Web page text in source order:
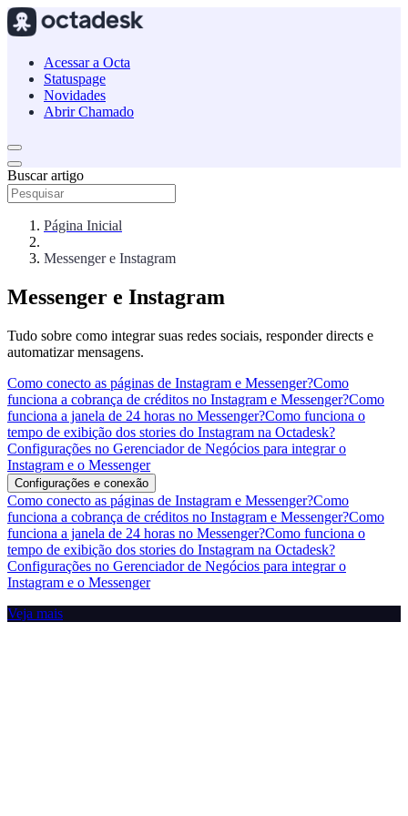
Acessar a Octa
Statuspage
Novidades
Abrir Chamado
Buscar artigo
Página Inicial
Messenger e Instagram
Messenger e Instagram
Tudo sobre como integrar suas redes sociais, responder directs e
automatizar mensagens.
Como conecto as páginas de Instagram e Messenger?Como
funciona a cobrança de créditos no Instagram e Messenger?Como
funciona a janela de 24 horas no Messenger?Como funciona o
tempo de exibição dos stories do Instagram na Octadesk?
Configurações no Gerenciador de Negócios para integrar o
Instagram e o Messenger
Configurações e conexão
Como conecto as páginas de Instagram e Messenger?Como
funciona a cobrança de créditos no Instagram e Messenger?Como
funciona a janela de 24 horas no Messenger?Como funciona o
tempo de exibição dos stories do Instagram na Octadesk?
Configurações no Gerenciador de Negócios para integrar o
Instagram e o Messenger
Veja mais